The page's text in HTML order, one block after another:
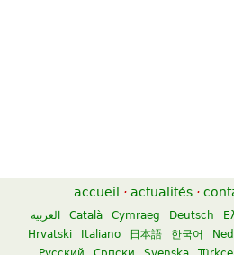
accueil · actualités ·
العربية Català Cymraeg Deutsch
Hrvatski
Italiano 日本語 한국어